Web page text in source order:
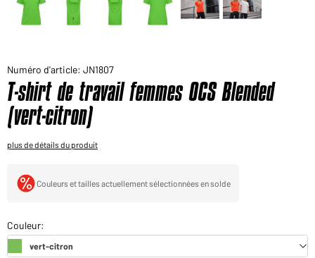
Numéro d'article: JN1807
T-shirt de travail femmes OCS Blended
(vert-citron)
plus de détails du produit
Couleurs et tailles actuellement sélectionnées en solde